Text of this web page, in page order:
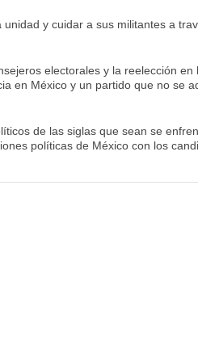
unidad y cuidar a sus militantes a
electorales y la reelección
en México y un partido que no se
de las siglas que sean se
políticas de México con los